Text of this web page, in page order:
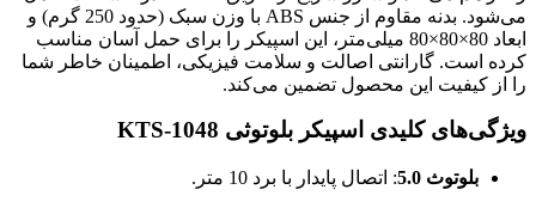
می‌شود. بدنه مقاوم از جنس ABS با وزن سبک (حدود 250 گرم) و
ابعاد 80×80×80 میلی‌متر، این اسپیکر را برای حمل آسان مناسب
کرده است. گارانتی اصالت و سلامت فیزیکی، اطمینان خاطر شما
را از کیفیت این محصول تضمین می‌کند.
ویژگی‌های کلیدی اسپیکر بلوتوثی KTS-1048
بلوتوث 5.0 : اتصال پایدار با برد 10 متر.